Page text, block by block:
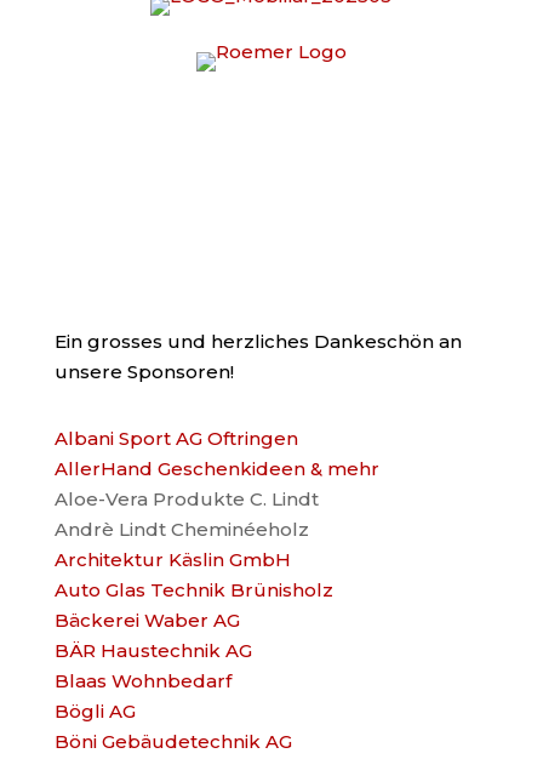
Ein grosses und herzliches Dankeschön an
unsere Sponsoren!
Albani Sport AG Oftringen
AllerHand Geschenkideen & mehr
Aloe-Vera Produkte C. Lindt
Andrè Lindt Cheminéeholz
Architektur Käslin GmbH
Auto Glas Technik Brünisholz
Bäckerei Waber AG
BÄR Haustechnik AG
Blaas Wohnbedarf
Bögli AG
Böni Gebäudetechnik AG